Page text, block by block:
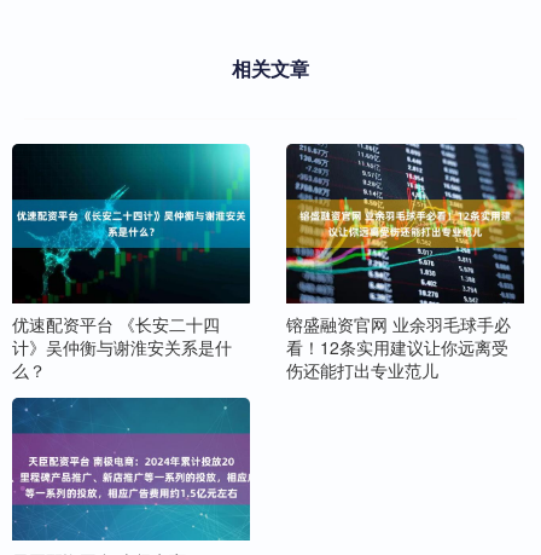
相关文章
优速配资平台 《长安二十四
计》吴仲衡与谢淮安关系是什
么？
镕盛融资官网 业余羽毛球手必
看！12条实用建议让你远离受
伤还能打出专业范儿